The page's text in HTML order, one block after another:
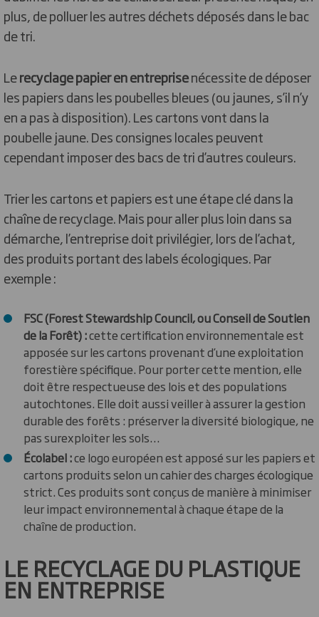
plus, de polluer les autres déchets déposés dans le bac
de tri.
Lerecyclage papier en entreprisenécessite de déposer
les papiers dans les poubelles bleues (ou jaunes, s’il n’y
en a pas à disposition). Les cartons vont dans la
poubelle jaune. Des consignes locales peuvent
cependant imposer des bacs de tri d’autres couleurs.
Trier les cartons et papiers est une étape clé dans la
chaîne de recyclage. Mais pour aller plus loin dans sa
démarche, l’entreprise doit privilégier, lors de l’achat,
des produits portant des labels écologiques. Par
exemple :
FSC (Forest Stewardship Council, ou Conseil de Soutien
de la Forêt) :cette certification environnementale est
apposée sur les cartons provenant d’une exploitation
forestière spécifique. Pour porter cette mention, elle
doit être respectueuse des lois et des populations
autochtones. Elle doit aussi veiller à assurer la gestion
durable des forêts : préserver la diversité biologique, ne
pas surexploiter les sols…
Écolabel :ce logo européen est apposé sur les papiers et
cartons produits selon un cahier des charges écologique
strict. Ces produits sont conçus de manière à minimiser
leur impact environnemental à chaque étape de la
chaîne de production.
LE RECYCLAGE DU PLASTIQUE
EN ENTREPRISE